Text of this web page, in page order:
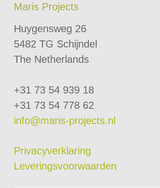
Maris Projects
Huygensweg 26
5482 TG Schijndel
The Netherlands
+31 73 54 939 18
+31 73 54 778 62
info@maris-projects.nl
Privacyverklaring
Leveringsvoorwaarden